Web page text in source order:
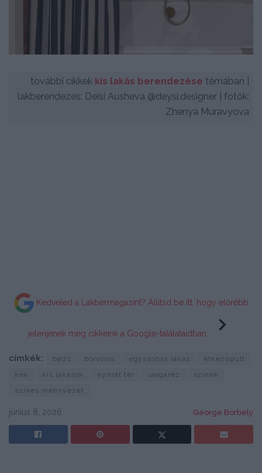
további cikkek kis lakás berendezése témában |
lakberendezés: Deisi Ausheva @deysi.designer | fotók:
Zhenya Muravyova
Kedveled a Lakbermagazint? Állítsd be itt, hogy előrébb
jelenjenek meg cikkeink a Google-találataidban.
címkék: bézs borvörös egyszobás lakás
étkezőpult
kék
kis lakások nyitott tér sárgaréz
színek
színes mennyezet
június 8, 2026 George Borbely